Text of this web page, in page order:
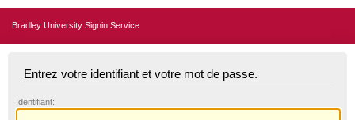
Bradley University Signin Service
Entrez votre identifiant et votre mot de passe.
Identifiant: